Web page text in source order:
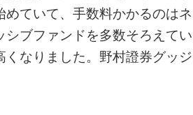
めていて、手数料かかるのは
シブファンドを多数そろえて
くなりました。野村證券グッ